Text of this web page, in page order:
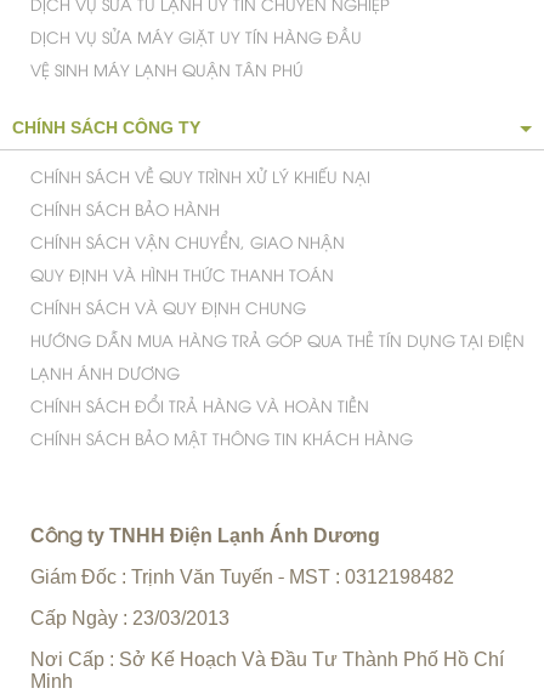
DỊCH VỤ SỬA TỦ LẠNH UY TÍN CHUYÊN NGHIỆP
DỊCH VỤ SỬA MÁY GIẶT UY TÍN HÀNG ĐẦU
VỆ SINH MÁY LẠNH QUẬN TÂN PHÚ
CHÍNH SÁCH CÔNG TY
CHÍNH SÁCH VỀ QUY TRÌNH XỬ LÝ KHIẾU NẠI
CHÍNH SÁCH BẢO HÀNH
CHÍNH SÁCH VẬN CHUYỂN, GIAO NHẬN
QUY ĐỊNH VÀ HÌNH THỨC THANH TOÁN
CHÍNH SÁCH VÀ QUY ĐỊNH CHUNG
HƯỚNG DẪN MUA HÀNG TRẢ GÓP QUA THẺ TÍN DỤNG TẠI ĐIỆN
LẠNH ÁNH DƯƠNG
CHÍNH SÁCH ĐỔI TRẢ HÀNG VÀ HOÀN TIỀN
CHÍNH SÁCH BẢO MẬT THÔNG TIN KHÁCH HÀNG
Công ty TNHH Điện Lạnh Ánh Dương
Giám Đốc : Trịnh Văn Tuyến - MST : 0312198482
Cấp Ngày : 23/03/2013
Nơi Cấp : Sở Kế Hoạch Và Đầu Tư Thành Phố Hồ Chí
Minh